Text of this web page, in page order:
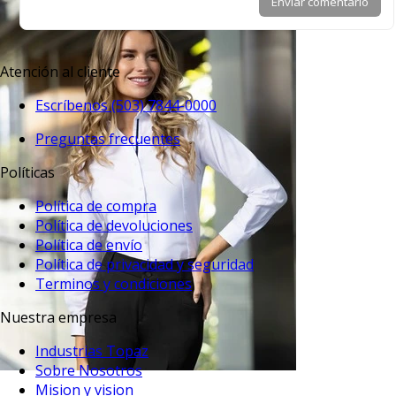
Atención al cliente
Escríbenos (503) 7844-0000
Preguntas frecuentes
Políticas
Política de compra
Política de devoluciones
Política de envío
Política de privacidad y seguridad
Terminos y condiciones
Nuestra empresa
Industrias Topaz
Sobre Nosotros
Mision y vision